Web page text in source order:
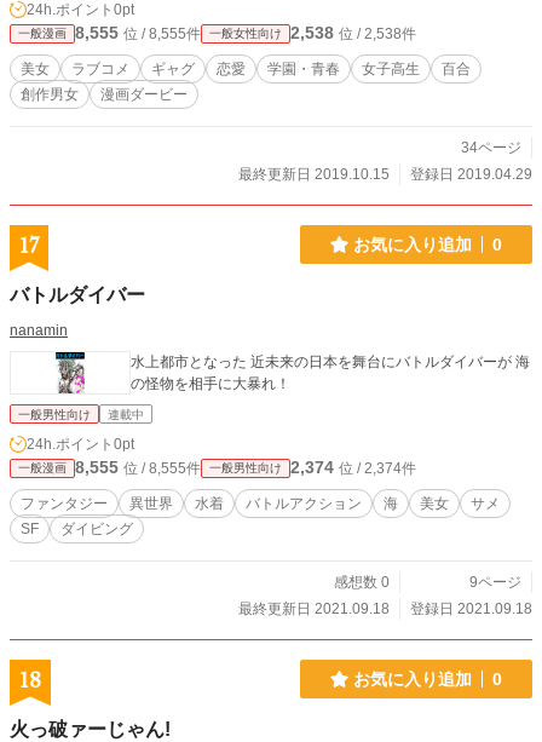
24h.ポイント 0pt
一般漫画 8,555 位 / 8,555件 一般女性向け 2,538 位 / 2,538件
美女 ラブコメ ギャグ 恋愛 学園・青春 女子高生
百合
創作男女
漫画ダービー
34ページ
最終更新日 2019.10.15
登録日 2019.04.29
17 お気に入り追加 0
バトルダイバー
nanamin
水上都市となった 近未来の日本を舞台にバトルダイバーが 海
の怪物を相手に大暴れ！
一般男性向け 連載中
24h.ポイント 0pt
一般漫画 8,555 位 / 8,555件 一般男性向け 2,374 位 / 2,374件
ファンタジー 異世界 水着 バトルアクション 海 美女
サメ
SF
ダイビング
感想数 0
9ページ
最終更新日 2021.09.18
登録日 2021.09.18
18 お気に入り追加 0
火っ破ァーじゃん!